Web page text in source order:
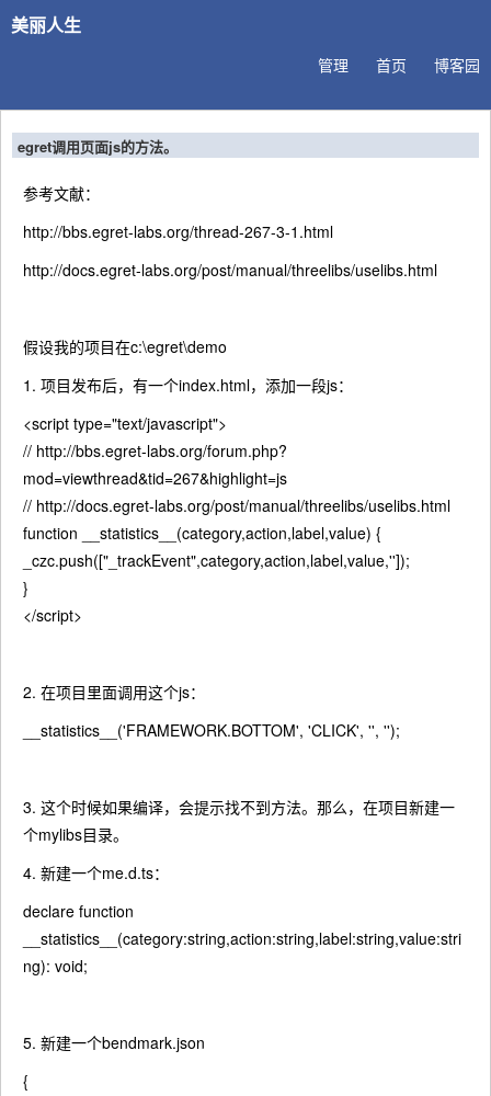
美丽人生
博客园
首页
管理
egret调用页面js的方法。
参考文献：
http://bbs.egret-labs.org/thread-267-3-1.html
http://docs.egret-labs.org/post/manual/threelibs/uselibs.html
假设我的项目在c:\egret\demo
1. 项目发布后，有一个index.html，添加一段js：
<script type="text/javascript">
// http://bbs.egret-labs.org/forum.php?
mod=viewthread&tid=267&highlight=js
// http://docs.egret-labs.org/post/manual/threelibs/uselibs.html
function __statistics__(category,action,label,value) {
_czc.push(["_trackEvent",category,action,label,value,'']);
}
</script>
2. 在项目里面调用这个js：
__statistics__('FRAMEWORK.BOTTOM', 'CLICK', '', '');
3. 这个时候如果编译，会提示找不到方法。那么，在项目新建一
个mylibs目录。
4. 新建一个me.d.ts：
declare function
__statistics__(category:string,action:string,label:string,value:stri
ng): void;
5. 新建一个bendmark.json
{